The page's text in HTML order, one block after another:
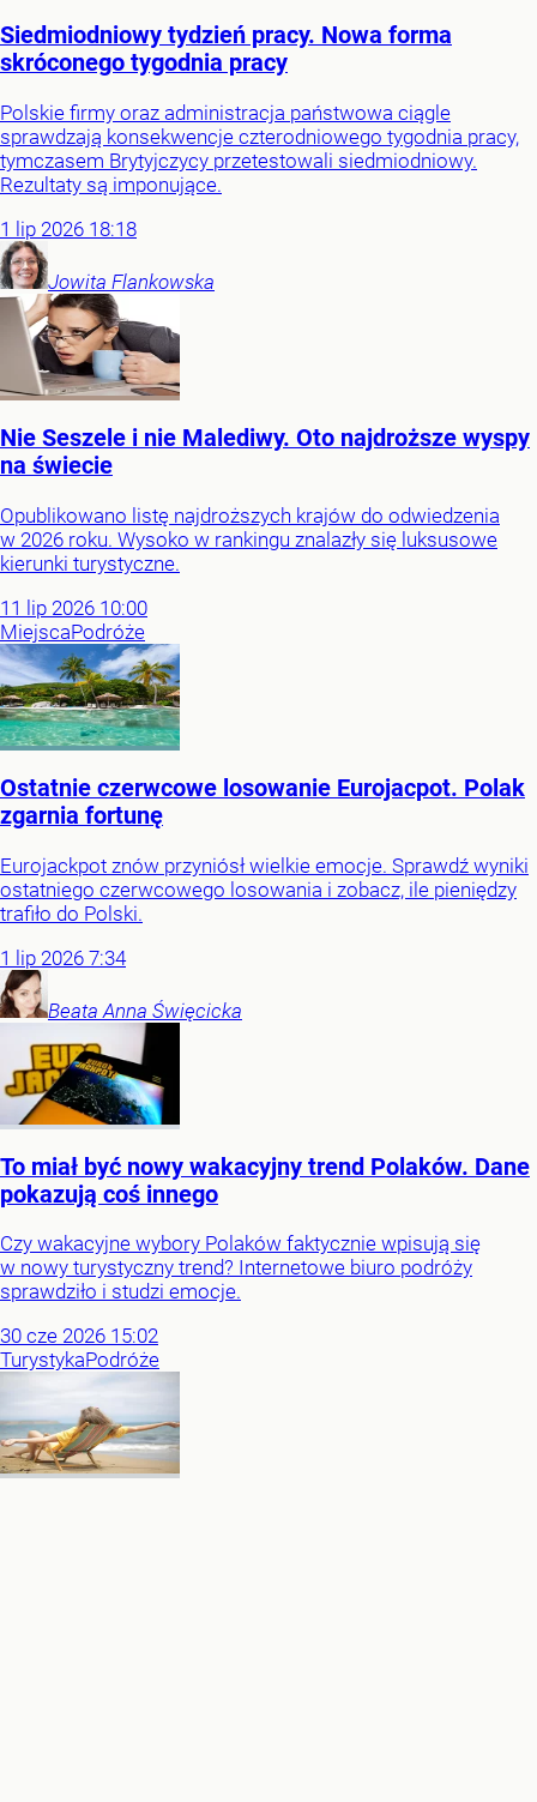
Siedmiodniowy tydzień pracy. Nowa forma
skróconego tygodnia pracy
Polskie firmy oraz administracja państwowa ciągle
sprawdzają konsekwencje czterodniowego tygodnia pracy,
tymczasem Brytyjczycy przetestowali siedmiodniowy.
Rezultaty są imponujące.
1 lip 2026 18:18
Jowita Flankowska
Nie Seszele i nie Malediwy. Oto najdroższe wyspy
na świecie
Opublikowano listę najdroższych krajów do odwiedzenia
w 2026 roku. Wysoko w rankingu znalazły się luksusowe
kierunki turystyczne.
11 lip 2026 10:00
MiejscaPodróże
Ostatnie czerwcowe losowanie Eurojacpot. Polak
zgarnia fortunę
Eurojackpot znów przyniósł wielkie emocje. Sprawdź wyniki
ostatniego czerwcowego losowania i zobacz, ile pieniędzy
trafiło do Polski.
1 lip 2026 7:34
Beata Anna Święcicka
To miał być nowy wakacyjny trend Polaków. Dane
pokazują coś innego
Czy wakacyjne wybory Polaków faktycznie wpisują się
w nowy turystyczny trend? Internetowe biuro podróży
sprawdziło i studzi emocje.
30 cze 2026 15:02
TurystykaPodróże